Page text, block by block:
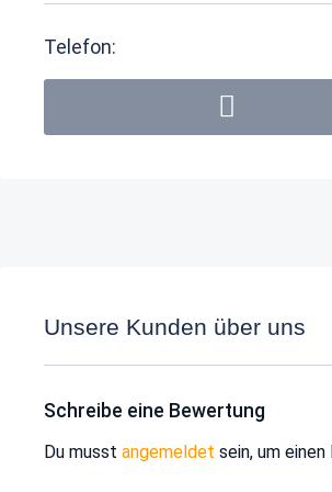
Telefon:
Unsere Kunden über uns
Schreibe eine Bewertung
Du musst angemeldet sein, um